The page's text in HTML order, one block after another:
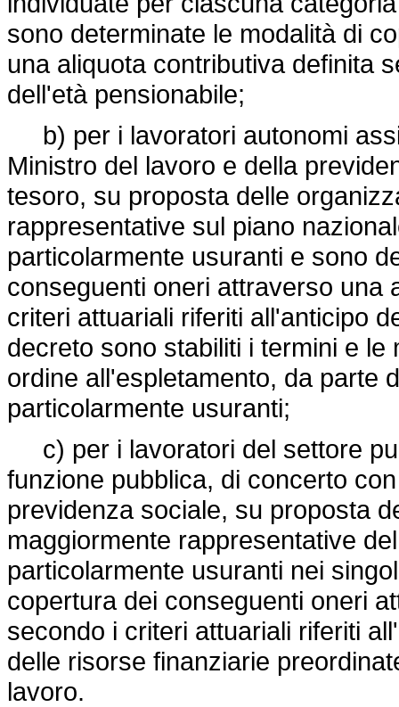
sono determinate le modalità di
una aliquota contributiva definita
dell'età pensionabile;
b) per i lavoratori autonomi
Ministro del lavoro e della
tesoro, su proposta delle
rappresentative sul piano
particolarmente usuranti e sono
conseguenti oneri attraverso una
criteri attuariali riferiti all'anticipo
decreto sono stabiliti i termini e
ordine all'espletamento, da parte
particolarmente usuranti;
c) per i lavoratori del settore
funzione pubblica, di concerto
previdenza sociale, su proposta
maggiormente rappresentative
particolarmente usuranti nei
copertura dei conseguenti oneri
secondo i criteri attuariali riferiti
delle risorse finanziarie
lavoro.